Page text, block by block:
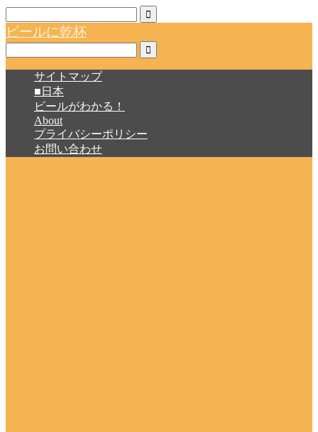
ビールに乾杯
サイトマップ
■日本
ビールがわかる！
About
プライバシーポリシー
お問い合わせ